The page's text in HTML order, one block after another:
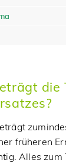
die
früheren
Alles zum